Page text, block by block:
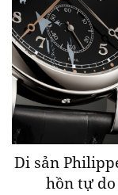
Di sản
hồn tự